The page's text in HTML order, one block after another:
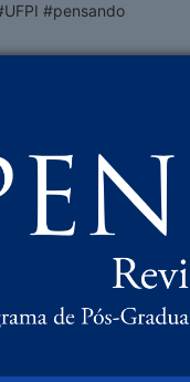
#pensando